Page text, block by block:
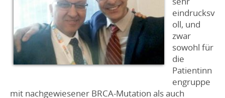
eindrucksv
oll, und
zwar
sowohl für
die
Patientinn
engruppe
mit nachgewiesener BRCA-Mutation als auch